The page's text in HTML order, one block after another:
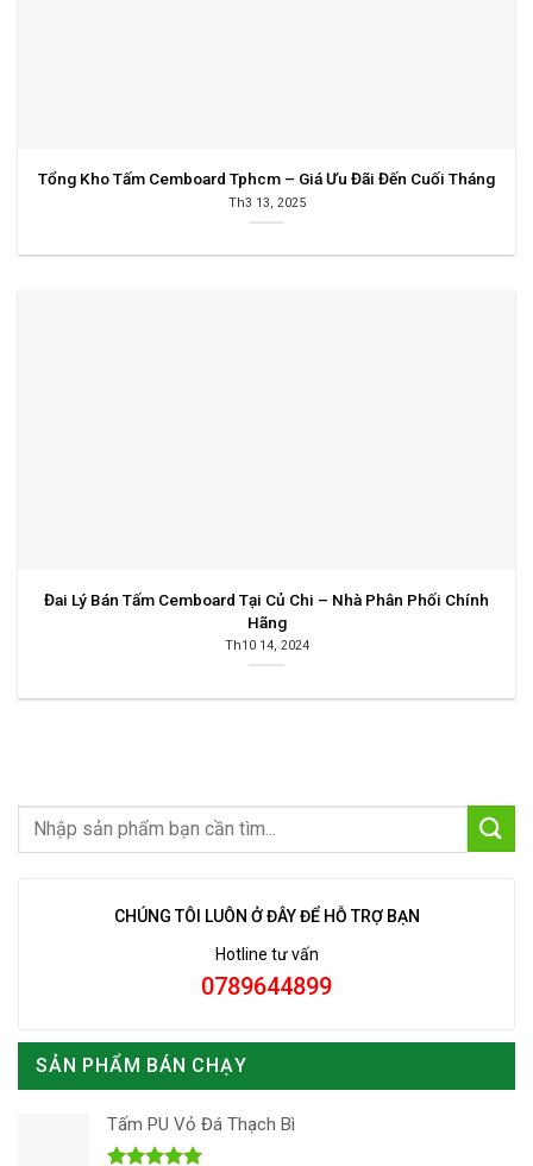
Tổng Kho Tấm Cemboard Tphcm – Giá Ưu Đãi Đến Cuối Tháng
Th3 13, 2025
Đai Lý Bán Tấm Cemboard Tại Củ Chi – Nhà Phân Phối Chính
Hãng
Th10 14, 2024
CHÚNG TÔI LUÔN Ở ĐÂY ĐỂ HỖ TRỢ BẠN
Hotline tư vấn
0789644899
SẢN PHẨM BÁN CHẠY
Tấm PU Vỏ Đá Thạch Bì